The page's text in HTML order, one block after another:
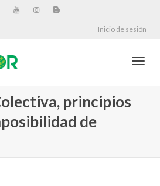
Inicio de sesión
principios
de